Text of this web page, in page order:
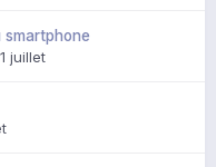
smartphone
juillet